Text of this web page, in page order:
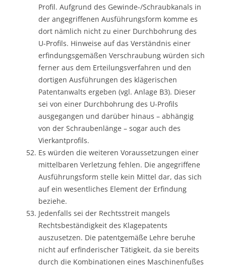
Profil. Aufgrund des Gewinde-/Schraubkanals in
der angegriffenen Ausführungsform komme es
dort nämlich nicht zu einer Durchbohrung des
U-Profils. Hinweise auf das Verständnis einer
erfindungsgemäßen Verschraubung würden sich
ferner aus dem Erteilungsverfahren und den
dortigen Ausführungen des klägerischen
Patentanwalts ergeben (vgl. Anlage B3). Dieser
sei von einer Durchbohrung des U-Profils
ausgegangen und darüber hinaus – abhängig
von der Schraubenlänge – sogar auch des
Vierkantprofils.
Es würden die weiteren Voraussetzungen einer
mittelbaren Verletzung fehlen. Die angegriffene
Ausführungsform stelle kein Mittel dar, das sich
auf ein wesentliches Element der Erfindung
beziehe.
Jedenfalls sei der Rechtsstreit mangels
Rechtsbeständigkeit des Klagepatents
auszusetzen. Die patentgemäße Lehre beruhe
nicht auf erfinderischer Tätigkeit, da sie bereits
durch die Kombinationen eines Maschinenfußes